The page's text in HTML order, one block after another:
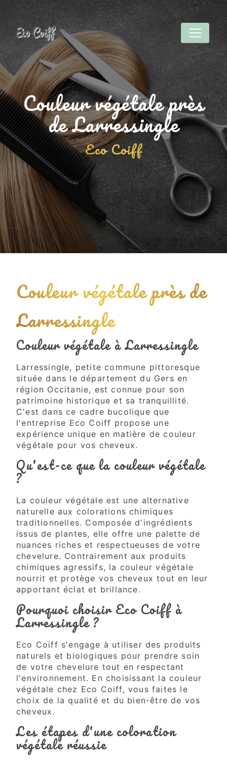
Couleur végétale près
de Larressingle
Eco Coiff
Couleur végétale près de
Larressingle
Couleur végétale à Larressingle
Larressingle, petite commune pittoresque
située dans le département du Gers en
région Occitanie, est connue pour son
patrimoine historique et sa tranquillité.
C'est dans ce cadre bucolique que
l'entreprise Eco Coiff propose une
expérience unique en matière de couleur
végétale pour vos cheveux.
Qu'est-ce que la couleur végétale
?
La couleur végétale est une alternative
naturelle aux colorations chimiques
traditionnelles. Composée d'ingrédients
issus de plantes, elle offre une palette de
nuances riches et respectueuses de votre
chevelure. Contrairement aux produits
chimiques agressifs, la couleur végétale
nourrit et protège vos cheveux tout en leur
apportant éclat et brillance.
Pourquoi choisir Eco Coiff à
Larressingle ?
Eco Coiff s'engage à utiliser des produits
naturels et biologiques pour prendre soin
de votre chevelure tout en respectant
l'environnement. En choisissant la couleur
végétale chez Eco Coiff, vous faites le
choix de la qualité et du bien-être de vos
cheveux.
Les étapes d'une coloration
végétale réussie
Panneau de gestion des cookies